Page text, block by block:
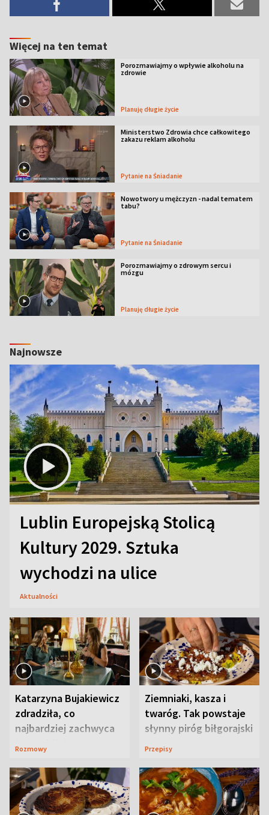
Więcej na ten temat
Porozmawiajmy o wpływie alkoholu na
zdrowie
Planuję długie życie
Ministerstwo Zdrowia chce całkowitego
zakazu reklam alkoholu
Pytanie na Śniadanie
Nowotwory u mężczyzn - nadal tematem
tabu?
Pytanie na Śniadanie
Porozmawiajmy o zdrowym sercu i
mózgu
Planuję długie życie
Najnowsze
Lublin Europejską Stolicą
Kultury 2029. Sztuka
wychodzi na ulice
Aktualności
Katarzyna Bujakiewicz
zdradziła, co
najbardziej zachwyca
ją w Lublinie
Rozmowy
Ziemniaki, kasza i
twaróg. Tak powstaje
słynny piróg biłgorajski
Przepisy